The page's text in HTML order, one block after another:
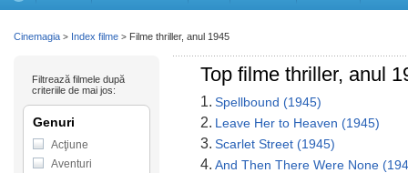
Top filme thriller, anul
1. Spellbound (1945)
2. Leave Her to Heaven (1945)
3. Scarlet Street (1945)
4. And Then There Were None
Filtrează filmele după
criteriile de mai jos:
Genuri
Acţiune
Aventuri
Cinemagia > Index filme > Filme thriller, anul 1945